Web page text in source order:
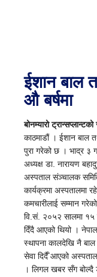
ईशान बाल
औ बर्षमा
बोनम्यारो
काठमाडौं । ईशान बाल
पुरा गरेको छ । भाद्र ३
अध्यक्ष डा. नारायण
अस्पताल संञ्चालक
कार्यक्रमा अस्पतालमा
कमचारीलाई सम्मान
वि.सं. २०५२ सालमा
दिँदै आएको थियो ।
स्थापना कालदेखि नै बाल
सेवा दिर्दैँ आएको
। लिगल खबर सँग बोल्दै